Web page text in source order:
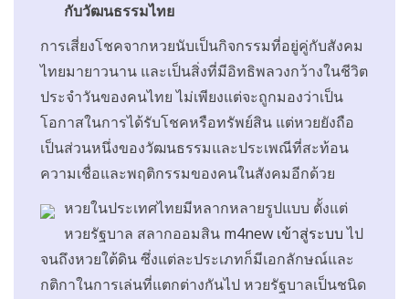
กับวัฒนธรรมไทย
การเสี่ยงโชคจากหวยนับเป็นกิจกรรมที่อยู่คู่กับสังคม
ไทยมายาวนาน และเป็นสิ่งที่มีอิทธิพลวงกว้างในชีวิต
ประจำวันของคนไทย ไม่เพียงแต่จะถูกมองว่าเป็น
โอกาสในการได้รับโชคหรือทรัพย์สิน แต่หวยยังถือ
เป็นส่วนหนึ่งของวัฒนธรรมและประเพณีที่สะท้อน
ความเชื่อและพฤติกรรมของคนในสังคมอีกด้วย
หวยในประเทศไทยมีหลากหลายรูปแบบ ตั้งแต่
หวยรัฐบาล สลากออมสิน m4new เข้าสู่ระบบไป
จนถึงหวยใต้ดิน ซึ่งแต่ละประเภทก็มีเอกลักษณ์และ
กติกาในการเล่นที่แตกต่างกันไป หวยรัฐบาลเป็นชนิด